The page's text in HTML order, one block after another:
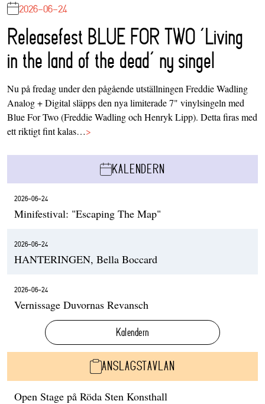
2026-06-24
Releasefest BLUE FOR TWO ‘Living
in the land of the dead’ ny singel
Nu på fredag under den pågående utställningen Freddie Wadling
Analog + Digital släpps den nya limiterade 7" vinylsingeln med
Blue For Two (Freddie Wadling och Henryk Lipp). Detta firas med
ett riktigt fint kalas…>
KALENDERN
2026-06-24
Minifestival: "Escaping The Map"
2026-06-24
HANTERINGEN, Bella Boccard
2026-06-24
Vernissage Duvornas Revansch
Kalendern
ANSLAGSTAVLAN
Open Stage på Röda Sten Konsthall